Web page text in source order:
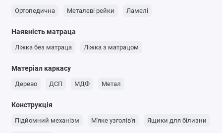
Ортопедична Металеві рейки Ламелі
Наявність матраца
Ліжка без матраца Ліжка з матрацом
Матеріал каркасу
Дерево ДСП МДФ Метал
Конструкція
Підйомний механізм М'яке узголів'я Ящики для білизни